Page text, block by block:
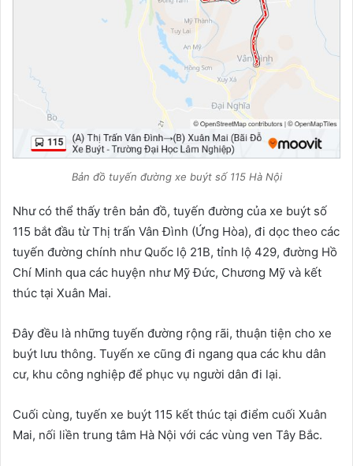
Bản đồ tuyến đường xe buýt số 115 Hà Nội
Như có thể thấy trên bản đồ, tuyến đường của xe buýt số
115 bắt đầu từ Thị trấn Vân Đình (Ứng Hòa), đi dọc theo các
tuyến đường chính như Quốc lộ 21B, tỉnh lộ 429, đường Hồ
Chí Minh qua các huyện như Mỹ Đức, Chương Mỹ và kết
thúc tại Xuân Mai.
Đây đều là những tuyến đường rộng rãi, thuận tiện cho xe
buýt lưu thông. Tuyến xe cũng đi ngang qua các khu dân
cư, khu công nghiệp để phục vụ người dân đi lại.
Cuối cùng, tuyến xe buýt 115 kết thúc tại điểm cuối Xuân
Mai, nối liền trung tâm Hà Nội với các vùng ven Tây Bắc.